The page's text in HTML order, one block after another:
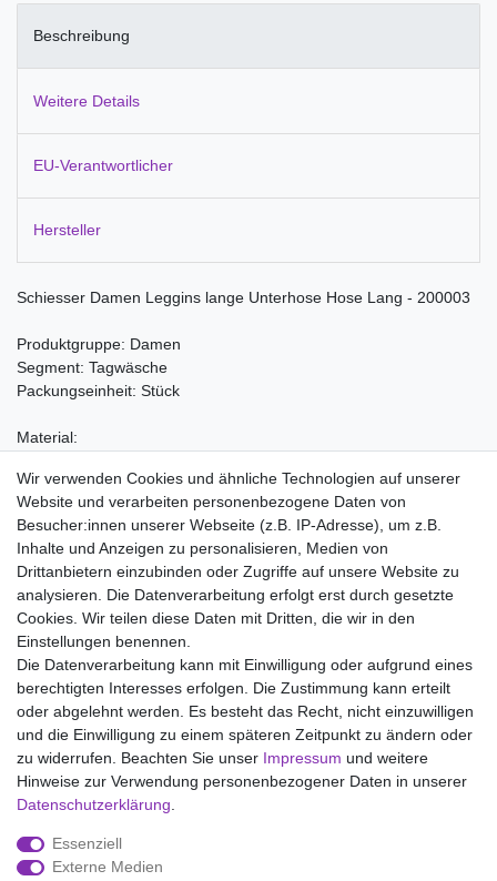
Beschreibung
Weitere Details
EU-Verantwortlicher
Hersteller
Schiesser Damen Leggins lange Unterhose Hose Lang - 200003
Produktgruppe: Damen
Segment: Tagwäsche
Packungseinheit: Stück
Material:
3% Elastan
Wir liefern mit DHL (auch Samstags)
Kostenloser Versand
14 Tage Rückgaberecht
Impressum Daten­schutz­erklärung AGB
Widerrufs­recht
Wir verwenden Cookies und ähnliche Technologien auf unserer
Website und verarbeiten personenbezogene Daten von
Besucher:innen unserer Webseite (z.B. IP-Adresse), um z.B.
Inhalte und Anzeigen zu personalisieren, Medien von
Drittanbietern einzubinden oder Zugriffe auf unsere Website zu
analysieren. Die Datenverarbeitung erfolgt erst durch gesetzte
Cookies. Wir teilen diese Daten mit Dritten, die wir in den
Einstellungen benennen.
Die Datenverarbeitung kann mit Einwilligung oder aufgrund eines
berechtigten Interesses erfolgen. Die Zustimmung kann erteilt
oder abgelehnt werden. Es besteht das Recht, nicht einzuwilligen
und die Einwilligung zu einem späteren Zeitpunkt zu ändern oder
zu widerrufen. Beachten Sie unser Impressum und weitere
Hinweise zur Verwendung personenbezogener Daten in unserer
Daten­schutz­erklärung
Essenziell
Externe Medien